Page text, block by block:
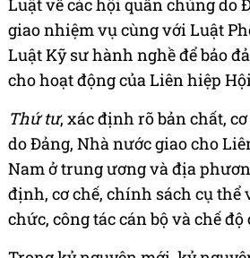
Luật về các hội quần chúng do
giao nhiệm vụ cùng với Luật
Luật Kỹ sư hành nghề để bảo
cho hoạt động của Liên hiệp
Thứ tư, xác định rõ bản chất,
do Đảng, Nhà nước giao cho
Nam ở trung ương và địa
định, cơ chế, chính sách cụ thể
chức, công tác cán bộ và chế